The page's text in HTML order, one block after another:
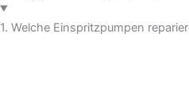
1. Welche Einspritzpumpen